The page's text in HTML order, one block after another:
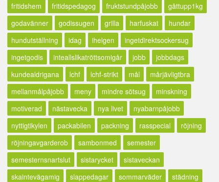
fritidshem
fritidspedagog fruktstundpåjobb
gåttupp1kg
godavänner
godissugen grilla harfuskat
hundar
hundutställning
idag ihelgen
ingetdirektsockersug
ingetgodis
inteallslikatröttsomigår jobb
jobbdags
kundealdrigana
lchf lchf-strikt mål
mårjävligtbra
mellanmålpåjobb
meny mindre sötsug
minskning
motiverad
nästavecka nya livet
nyabarnpåjobb
nyttigtikylen
packabilen packning rasspecial
röjning
röjningavgarderob
sambonmed
semester
semesternsnartslut
sistarycket
sistaveckan
skaintevägamig
slappedagar sommarväder
städning